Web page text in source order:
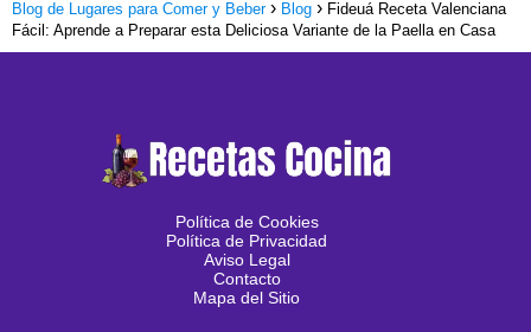
Blog de Lugares para Comer y Beber Blog
Fideuá Receta Valenciana
Fácil: Aprende a Preparar esta Deliciosa Variante de la Paella en Casa
Política de Cookies
Política de Privacidad
Aviso Legal
Contacto
Mapa del Sitio